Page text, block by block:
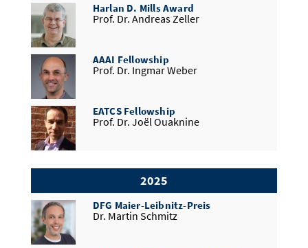
Harlan D. Mills Award
Prof. Dr. Andreas Zeller
AAAI Fellowship
Prof. Dr. Ingmar Weber
EATCS Fellowship
Prof. Dr. Joël Ouaknine
Edsger W. Dijkstra Prize in Distributed
2025
DFG Maier-Leibnitz-Preis
Dr. Martin Schmitz